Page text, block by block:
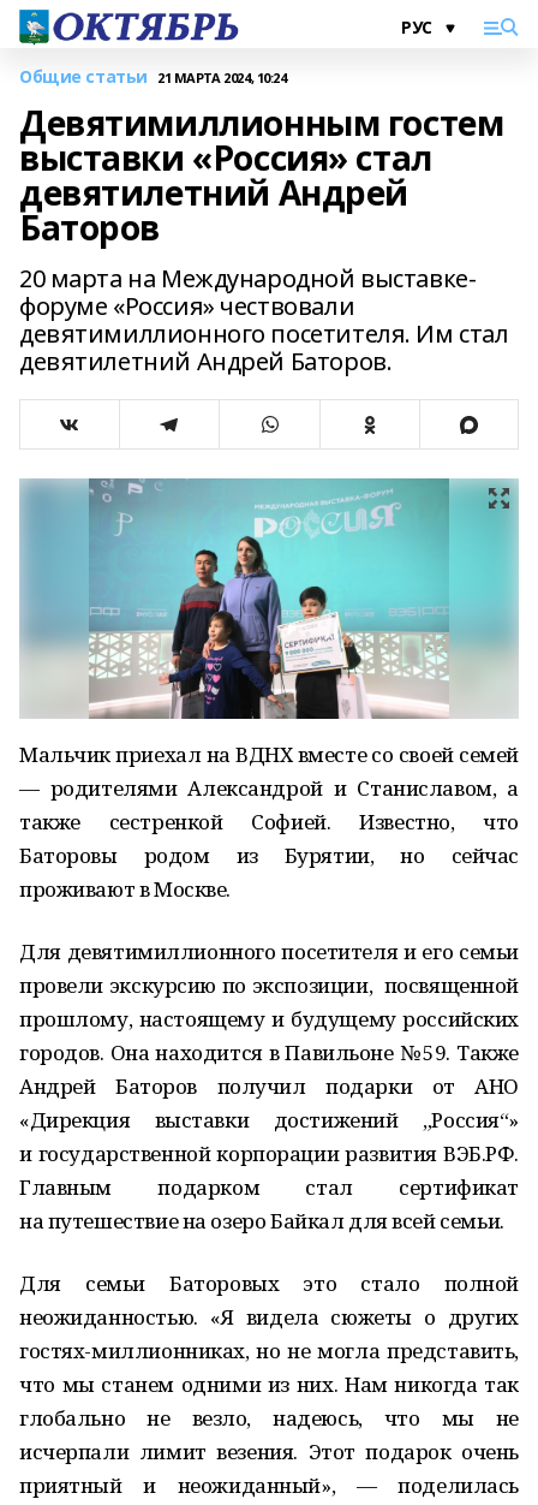
Общие статьи 21 МАРТА 2024, 10:24
Девятимиллионным гостем
выставки «Россия» стал
девятилетний Андрей
Баторов
20 марта на Международной выставке-
форуме «Россия» чествовали
девятимиллионного посетителя. Им стал
девятилетний Андрей Баторов.
Мальчик приехал на ВДНХ вместе со своей семей
— родителями Александрой и Станиславом, а
также сестренкой Софией. Известно, что
Баторовы родом из Бурятии, но сейчас
проживают в Москве.
Для девятимиллионного посетителя и его семьи
провели экскурсию по экспозиции, посвященной
прошлому, настоящему и будущему российских
городов. Она находится в Павильоне № 59. Также
Андрей Баторов получил подарки от АНО
«Дирекция выставки достижений „Россия“»
и государственной корпорации развития ВЭБ.РФ.
Главным подарком стал сертификат
на путешествие на озеро Байкал для всей семьи.
Для семьи Баторовых это стало полной
неожиданностью. «Я видела сюжеты о других
гостях-миллионниках, но не могла представить,
что мы станем одними из них. Нам никогда так
глобально не везло, надеюсь, что мы не
исчерпали лимит везения. Этот подарок очень
приятный и неожиданный», — поделилась